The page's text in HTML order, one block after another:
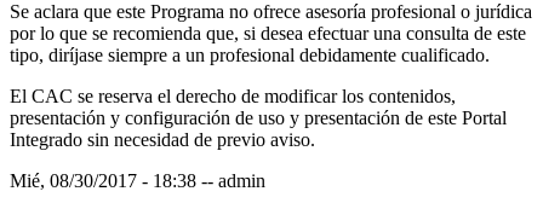
Se aclara que este Programa no ofrece asesoría profesional o jurídica
por lo que se recomienda que, si desea efectuar una consulta de este
tipo, diríjase siempre a un profesional debidamente cualificado.
El CAC se reserva el derecho de modificar los contenidos,
presentación y configuración de uso y presentación de este Portal
Integrado sin necesidad de previo aviso.
Mié, 08/30/2017 - 18:38 -- admin